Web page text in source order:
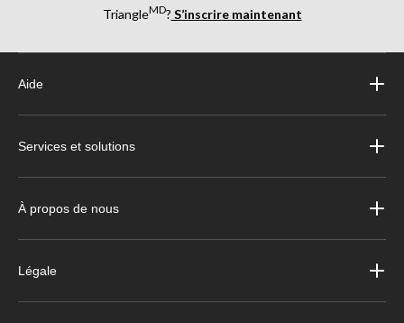
TriangleMD? S’inscrire maintenant
Aide
Services et solutions
À propos de nous
Légale